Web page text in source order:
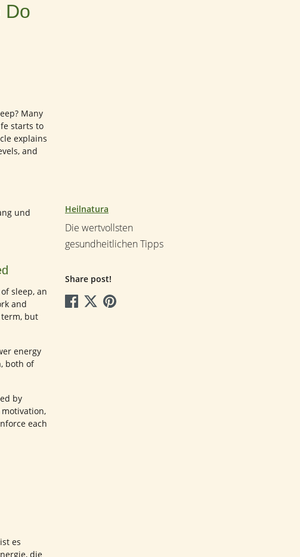
Do
Many
starts to
explains
and
Heilnatura
Die wertvollsten
gesundheitlichen Tipps
Share post!
sleep, an
and
but
energy
both of
by
each
es
die